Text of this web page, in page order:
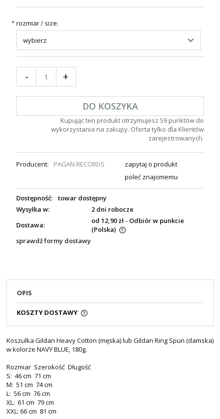
* rozmiar / size:
- +
DO KOSZYKA
Kupując ten produkt otrzymujesz 59 punktów do
wykorzystania na zakupy. Oferta tylko dla Klientów
zarejestrowanych.
Producent: PAGAN RECORDS
zapytaj o produkt
poleć znajomemu
Dostępność:
towar dostępny
Wysyłka w:
2 dni robocze
Dostawa:
od 12,90 zł - Odbiór w punkcie
(Polska)
sprawdź formy dostawy
OPIS
KOSZTY DOSTAWY
Koszulka Gildan Heavy Cotton (męska) lub Gildan Ring Spun (damska)
w kolorze NAVY BLUE, 180g.
Rozmiar Szerokość Długość
S: 46 cm 71 cm
M: 51 cm 74 cm
L: 56 cm 76 cm
XL: 61 cm 79 cm
XXL: 66 cm 81 cm